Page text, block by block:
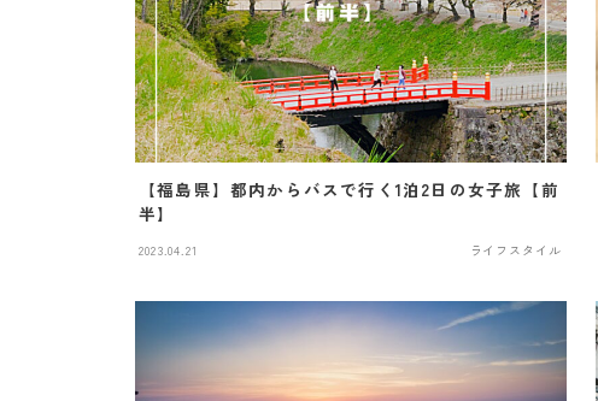
【福島県】都内からバスで行く1泊2日の女子旅【前
半】
2023.04.21 ライフスタイル